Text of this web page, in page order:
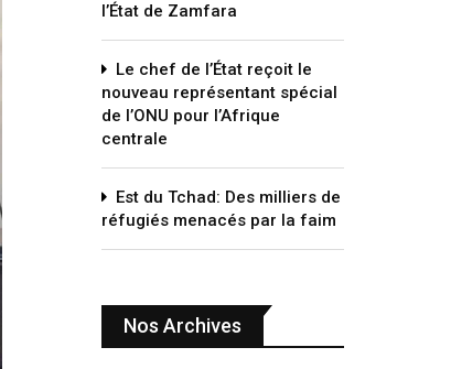
l’État de Zamfara
Le chef de l’État reçoit le
nouveau représentant spécial
de l’ONU pour l’Afrique
centrale
Est du Tchad: Des milliers de
réfugiés menacés par la faim
Nos Archives